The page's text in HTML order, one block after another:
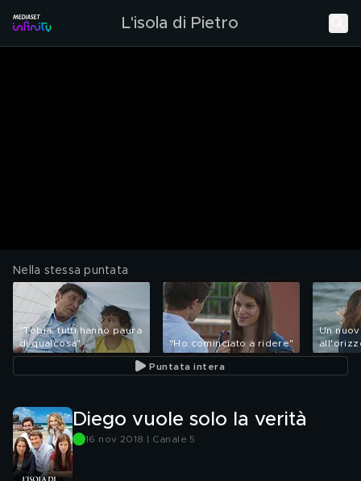
L'isola di Pietro
Nella stessa puntata
"Tobia, tutti hanno paura
di qualcosa"
"Ho cominciato a ridere"
Un
Puntata intera
Diego vuole solo la verità
16 nov 2018 | Canale 5